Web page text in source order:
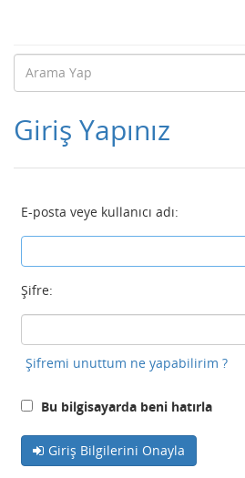
Giriş Yapınız
E-posta veye kullanıcı adı:
Şifre:
Şifremi unuttum ne yapabilirim ?
Bu bilgisayarda beni hatırla
Giriş Bilgilerini Onayla